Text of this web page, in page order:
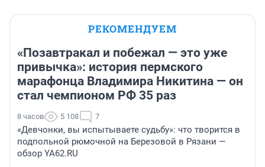
РЕКОМЕНДУЕМ
«Позавтракал и побежал — это уже
привычка»: история пермского
марафонца Владимира Никитина — он
стал чемпионом РФ 35 раз
8 часов 5 108 7
«Девчонки, вы испытываете судьбу»: что творится в
подпольной рюмочной на Березовой в Рязани —
обзор YA62.RU